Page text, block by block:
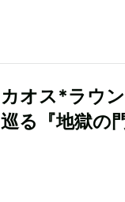
カオス*ラウ
巡る『地獄の門